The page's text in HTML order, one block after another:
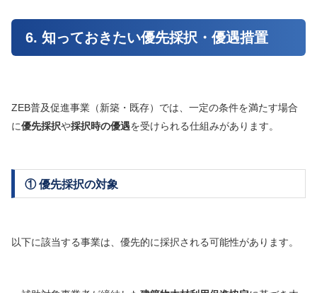
6. 知っておきたい優先採択・優遇措置
ZEB普及促進事業（新築・既存）では、一定の条件を満たす場合
に優先採択や採択時の優遇を受けられる仕組みがあります。
① 優先採択の対象
以下に該当する事業は、優先的に採択される可能性があります。